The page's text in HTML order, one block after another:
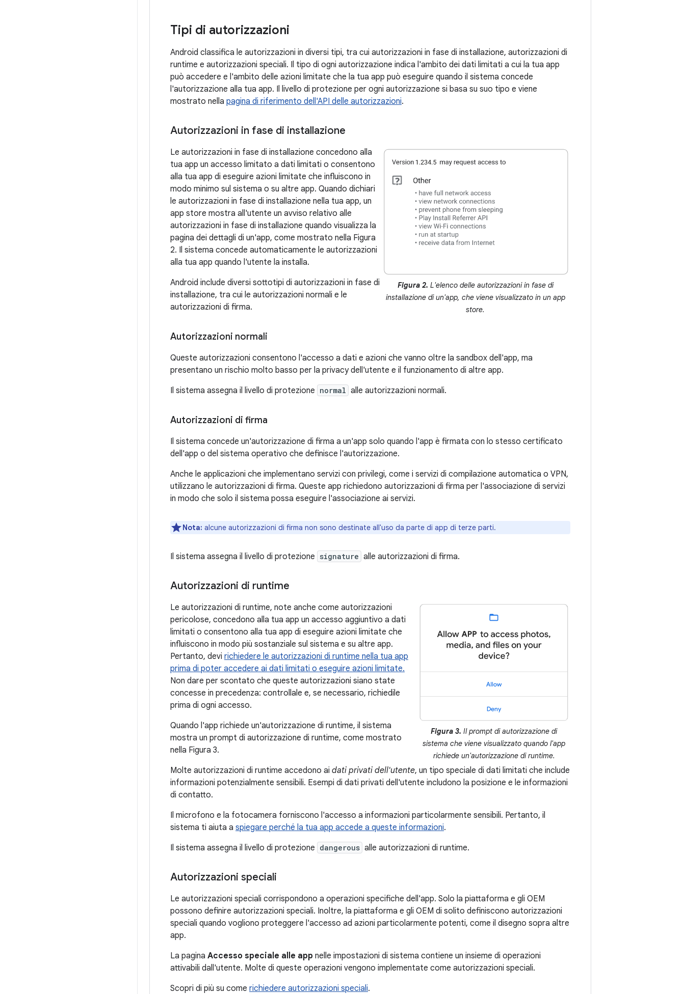
Tipi di autorizzazioni
Android classifica le autorizzazioni in diversi tipi, tra cui autorizzazioni in fase di installazione, autorizzazioni di
runtime e autorizzazioni speciali. Il tipo di ogni autorizzazione indica l'ambito dei dati limitati a cui la tua app
può accedere e l'ambito delle azioni limitate che la tua app può eseguire quando il sistema concede
l'autorizzazione alla tua app. Il livello di protezione per ogni autorizzazione si basa su suo tipo e viene
mostrato nella pagina di riferimento dell'API delle autorizzazioni.
Autorizzazioni in fase di installazione
Figura 2. L'elenco delle autorizzazioni in fase di
installazione di un'app, che viene visualizzato in un app
store.
Le autorizzazioni in fase di installazione concedono alla
tua app un accesso limitato a dati limitati o consentono
alla tua app di eseguire azioni limitate che influiscono in
modo minimo sul sistema o su altre app. Quando dichiari
le autorizzazioni in fase di installazione nella tua app, un
app store mostra all'utente un avviso relativo alle
autorizzazioni in fase di installazione quando visualizza la
pagina dei dettagli di un'app, come mostrato nella Figura
2. Il sistema concede automaticamente le autorizzazioni
alla tua app quando l'utente la installa.
Android include diversi sottotipi di autorizzazioni in fase di
installazione, tra cui le autorizzazioni normali e le
autorizzazioni di firma.
Autorizzazioni normali
Queste autorizzazioni consentono l'accesso a dati e azioni che vanno oltre la sandbox dell'app, ma
presentano un rischio molto basso per la privacy dell'utente e il funzionamento di altre app.
Il sistema assegna il livello di protezione normal alle autorizzazioni normali.
Autorizzazioni di firma
Il sistema concede un'autorizzazione di firma a un'app solo quando l'app è firmata con lo stesso certificato
dell'app o del sistema operativo che definisce l'autorizzazione.
Anche le applicazioni che implementano servizi con privilegi, come i servizi di compilazione automatica o VPN,
utilizzano le autorizzazioni di firma. Queste app richiedono autorizzazioni di firma per l'associazione di servizi
in modo che solo il sistema possa eseguire l'associazione ai servizi.
Nota: alcune autorizzazioni di firma non sono destinate all'uso da parte di app di terze parti.
Il sistema assegna il livello di protezione signature alle autorizzazioni di firma.
Autorizzazioni di runtime
Figura 3. Il prompt di autorizzazione di
sistema che viene visualizzato quando l'app
richiede un'autorizzazione di runtime.
Le autorizzazioni di runtime, note anche come autorizzazioni
pericolose, concedono alla tua app un accesso aggiuntivo a dati
limitati o consentono alla tua app di eseguire azioni limitate che
influiscono in modo più sostanziale sul sistema e su altre app.
Pertanto, devi richiedere le autorizzazioni di runtime nella tua app
prima di poter accedere ai dati limitati o eseguire azioni limitate.
Non dare per scontato che queste autorizzazioni siano state
concesse in precedenza: controllale e, se necessario, richiedile
prima di ogni accesso.
Quando l'app richiede un'autorizzazione di runtime, il sistema
mostra un prompt di autorizzazione di runtime, come mostrato
nella Figura 3.
Molte autorizzazioni di runtime accedono ai dati privati dell'utente, un tipo speciale di dati limitati che include
informazioni potenzialmente sensibili. Esempi di dati privati dell'utente includono la posizione e le informazioni
di contatto.
Il microfono e la fotocamera forniscono l'accesso a informazioni particolarmente sensibili. Pertanto, il
sistema ti aiuta a spiegare perché la tua app accede a queste informazioni.
Il sistema assegna il livello di protezione dangerous alle autorizzazioni di runtime.
Autorizzazioni speciali
Le autorizzazioni speciali corrispondono a operazioni specifiche dell'app. Solo la piattaforma e gli OEM
possono definire autorizzazioni speciali. Inoltre, la piattaforma e gli OEM di solito definiscono autorizzazioni
speciali quando vogliono proteggere l'accesso ad azioni particolarmente potenti, come il disegno sopra altre
app.
La pagina Accesso speciale alle app nelle impostazioni di sistema contiene un insieme di operazioni
attivabili dall'utente. Molte di queste operazioni vengono implementate come autorizzazioni speciali.
Scopri di più su come richiedere autorizzazioni speciali.